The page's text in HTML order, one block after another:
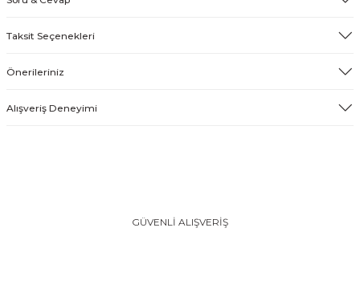
Taksit Seçenekleri
Önerileriniz
Alışveriş Deneyimi
GÜVENLİ ALIŞVERİŞ